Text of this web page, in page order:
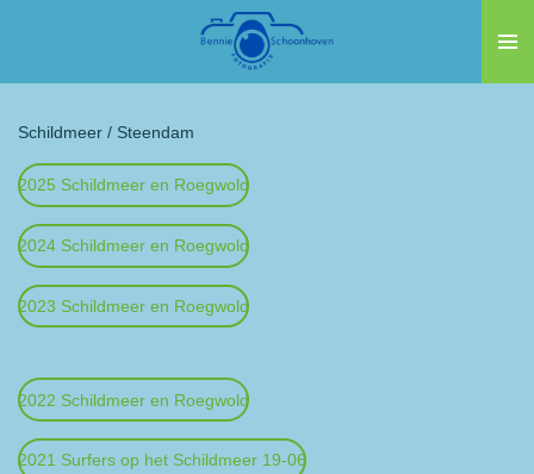
hoofdinhoud
Schildmeer / Steendam
2025 Schildmeer en Roegwold
2024 Schildmeer en Roegwold
2023 Schildmeer en Roegwold
2022 Schildmeer en Roegwold
2021 Surfers op het Schildmeer 19-06